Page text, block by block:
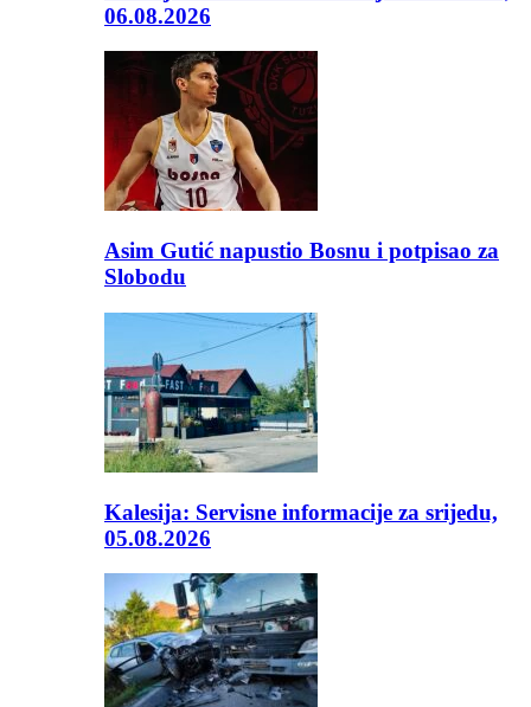
06.08.2026
Asim Gutić napustio Bosnu i potpisao za
Slobodu
Kalesija: Servisne informacije za srijedu,
05.08.2026